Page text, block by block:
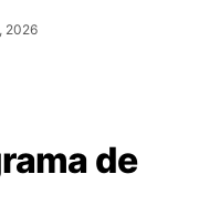
2026
de